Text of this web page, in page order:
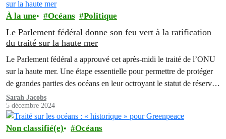
À la une Océans Politique
Le Parlement fédéral donne son feu vert à la ratification
du traité sur la haute mer
Le Parlement fédéral a approuvé cet après-midi le traité de l’ONU
sur la haute mer. Une étape essentielle pour permettre de protéger
de grandes parties des océans en leur octroyant le statut de réserves
marines.
Sarah Jacobs
5 décembre 2024
Non classifié(e) Océans